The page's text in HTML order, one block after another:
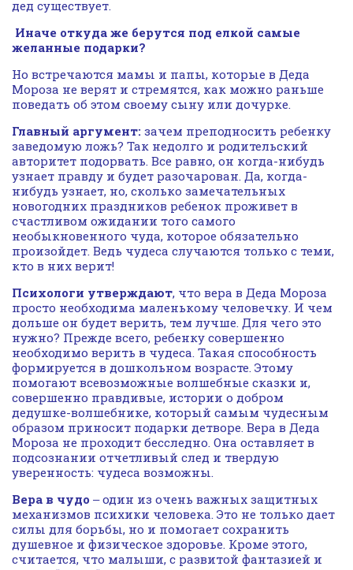
дед существует.
Иначе откуда же берутся под елкой самые
желанные подарки?
Но встречаются мамы и папы, которые в Деда
Мороза не верят и стремятся, как можно раньше
поведать об этом своему сыну или дочурке.
Главный аргумент: зачем преподносить ребенку
заведомую ложь? Так недолго и родительский
авторитет подорвать. Все равно, он когда-нибудь
узнает правду и будет разочарован. Да, когда-
нибудь узнает, но, сколько замечательных
новогодних праздников ребенок проживет в
счастливом ожидании того самого
необыкновенного чуда, которое обязательно
произойдет. Ведь чудеса случаются только с теми,
кто в них верит!
Психологи утверждают, что вера в Деда Мороза
просто необходима маленькому человечку. И чем
дольше он будет верить, тем лучше. Для чего это
нужно? Прежде всего, ребенку совершенно
необходимо верить в чудеса. Такая способность
формируется в дошкольном возрасте. Этому
помогают всевозможные волшебные сказки и,
совершенно правдивые, истории о добром
дедушке-волшебнике, который самым чудесным
образом приносит подарки детворе. Вера в Деда
Мороза не проходит бесследно. Она оставляет в
подсознании отчетливый след и твердую
уверенность: чудеса возможны.
Вера в чудо ‒ один из очень важных защитных
механизмов психики человека. Это не только дает
силы для борьбы, но и помогает сохранить
душевное и физическое здоровье. Кроме этого,
считается, что малыши, с развитой фантазией и